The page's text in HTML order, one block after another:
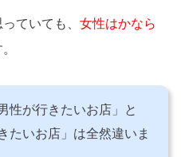
ていても、 女性はかなら
性が行きたいお店」と
たいお店」は全然違いま